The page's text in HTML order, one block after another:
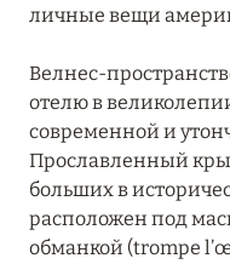
личные вещи
Велнес-
отелю в
современной и
Прославленный
больших в
расположен под
обманкой (trompe